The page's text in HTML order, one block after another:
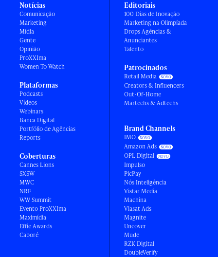
Notícias
Comunicação
Marketing
Mídia
Gente
Opinião
ProXXIma
Women To Watch
Plataformas
Podcasts
Vídeos
Webinars
Banca Digital
Portfólio de Agências
Reports
Coberturas
Cannes Lions
SXSW
MWC
NRF
WW Summit
Evento ProXXIma
Maximídia
Effie Awards
Caboré
Editoriais
100 Dias de Inovação
Marketing na Olimpíada
Drops Agências &
Anunciantes
Talento
Patrocinados
Retail Media
Creators & Influencers
Out-Of-Home
Martechs & Adtechs
Brand Channels
IMO
Amazon Ads
OPL Digital
Impulso
PicPay
Nós Inteligência
Vistar Media
Machina
Viasat Ads
Magnite
Uncover
Mude
RZK Digital
DoubleVerify